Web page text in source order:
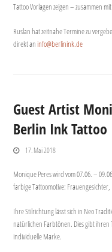
Tattoo Vorlagen zeigen – zusammen
Ruslan hat zeitnahe Termine zu
direkt an info@berlinink.de
Guest Artist
Berlin Ink Tattoo
17. Mai 2018
Monique Peres wird vom 07.06. –
farbige Tattoomotive:
Ihre Stilrichtung lässt sich in Neo
natürlichen Farbtönen. Dies gibt ihren
individuelle Marke.